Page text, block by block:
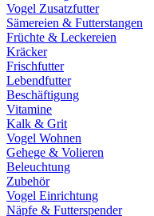
Vogel Zusatzfutter
Sämereien & Futterstangen
Früchte & Leckereien
Kräcker
Frischfutter
Lebendfutter
Beschäftigung
Vitamine
Kalk & Grit
Vogel Wohnen
Gehege & Volieren
Beleuchtung
Zubehör
Vogel Einrichtung
Näpfe & Futterspender